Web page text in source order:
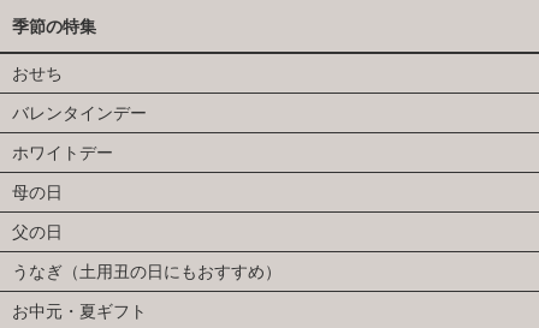
季節の特集
おせち
バレンタインデー
ホワイトデー
母の日
父の日
うなぎ（土用丑の日にもおすすめ）
お中元・夏ギフト